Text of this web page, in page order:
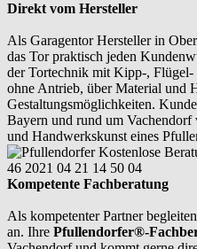
Direkt vom Hersteller
Als Garagentor Hersteller in
das Tor praktisch jeden
der Tortechnik mit Kipp-, Flügel-
ohne Antrieb, über Material und
Gestaltungsmöglichkeiten.
Bayern und rund um
und Handwerkskunst eines
Kompetente Fachberatung
Als kompetenter Partner
an. Ihre Pfullendorfer®-